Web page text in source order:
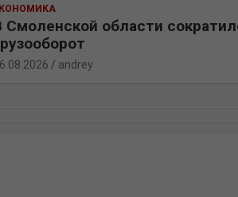
Смоленской области
andrey